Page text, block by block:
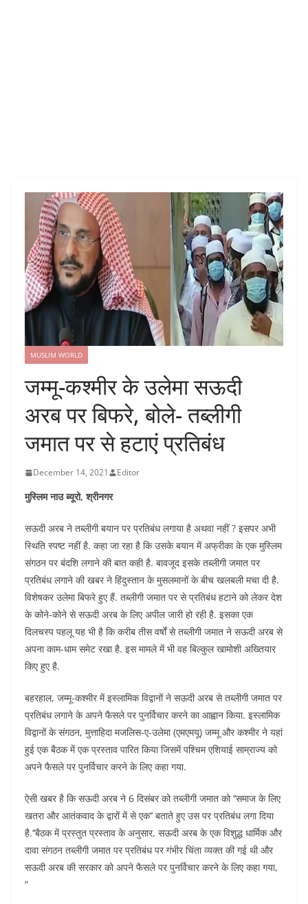
MUSLIM WORLD
जम्मू-कश्मीर के उलेमा सऊदी
अरब पर बिफरे, बोले- तब्लीगी
जमात पर से हटाएं प्रतिबंध
December 14, 2021 Editor
मुस्लिम नाउ ब्यूरो, श्रीनगर
सऊदी अरब ने तब्लीगी बयान पर प्रतिबंध लगाया है अथवा नहीं ? इसपर अभी
स्थिति स्पष्ट नहीं है. कहा जा रहा है कि उसके बयान में अफ्रीका के एक मुस्लिम
संगठन पर बंदशि लगाने की बात कही है. बावजूद इसके तब्लीगी जमात पर
प्रतिबंध लगाने की खबर ने हिंदुस्तान के मुसलमानों के बीच खलबली मचा दी है.
विशेषकर उलेमा बिफरे हुए हैं. तब्लीगी जमात पर से प्रतिबंध हटाने को लेकर देश
के कोने-कोने से सऊदी अरब के लिए अपील जारी हो रही है. इसका एक
दिलचस्प पहलू यह भी है कि करीब तीस वर्षों से तब्लीगी जमात ने सऊदी अरब से
अपना काम-धाम समेट रखा है. इस मामले में भी वह बिल्कुल खामोशी अख्तियार
किए हुए है.
बहरहाल, जम्मू-कश्मीर में इस्लामिक विद्वानों ने सऊदी अरब से तब्लीगी जमात पर
प्रतिबंध लगाने के अपने फैसले पर पुनर्विचार करने का आह्वान किया. इस्लामिक
विद्वानों के संगठन, मुत्ताहिदा मजलिस-ए-उलेमा (एमएमयू) जम्मू और कश्मीर ने यहां
हुई एक बैठक में एक प्रस्ताव पारित किया जिसमें पश्चिम एशियाई साम्राज्य को
अपने फैसले पर पुनर्विचार करने के लिए कहा गया.
ऐसी खबर है कि सऊदी अरब ने 6 दिसंबर को तब्लीगी जमात को ‘‘समाज के लिए
खतरा और आतंकवाद के द्वारों में से एक‘‘ बताते हुए उस पर प्रतिबंध लगा दिया
है.‘‘बैठक में प्रस्तुत प्रस्ताव के अनुसार, सऊदी अरब के एक विशुद्ध धार्मिक और
दावा संगठन तब्लीगी जमात पर प्रतिबंध पर गंभीर चिंता व्यक्त की गई थी और
सऊदी अरब की सरकार को अपने फैसले पर पुनर्विचार करने के लिए कहा गया,
”